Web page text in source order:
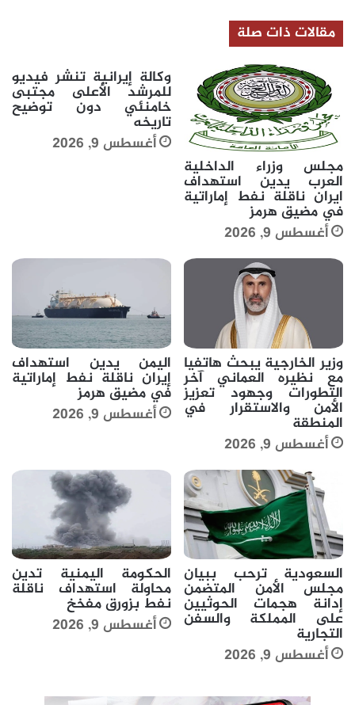
الجولة
الأولى
للمجموعة
السادسة
مقالات ذات صلة
مجلس وزراء الداخلية
العرب يدين استهداف
ايران ناقلة نفط إماراتية
في مضيق هرمز
أغسطس 9, 2026
وكالة إيرانية تنشر فيديو
للمرشد الأعلى مجتبى
خامنئي دون توضيح
تاريخه
أغسطس 9, 2026
وزير الخارجية يبحث هاتفيا
مع نظيره العماني آخر
التطورات وجهود تعزيز
الأمن والاستقرار في
المنطقة
أغسطس 9, 2026
اليمن يدين استهداف
إيران ناقلة نفط إماراتية
في مضيق هرمز
أغسطس 9, 2026
السعودية ترحب ببيان
مجلس الأمن المتضمن
إدانة هجمات الحوثيين
على المملكة والسفن
التجارية
أغسطس 9, 2026
الحكومة اليمنية تدين
محاولة استهداف ناقلة
نفط بزورق مفخخ
أغسطس 9, 2026